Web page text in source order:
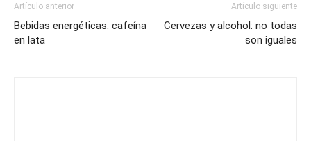
Artículo anterior
Bebidas energéticas: cafeína
en lata
Artículo siguiente
Cervezas y alcohol: no todas
son iguales